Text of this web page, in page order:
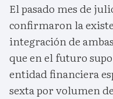
El pasado mes de
confirmaron la
integración de
que en el futuro
entidad financiera
sexta por volumen